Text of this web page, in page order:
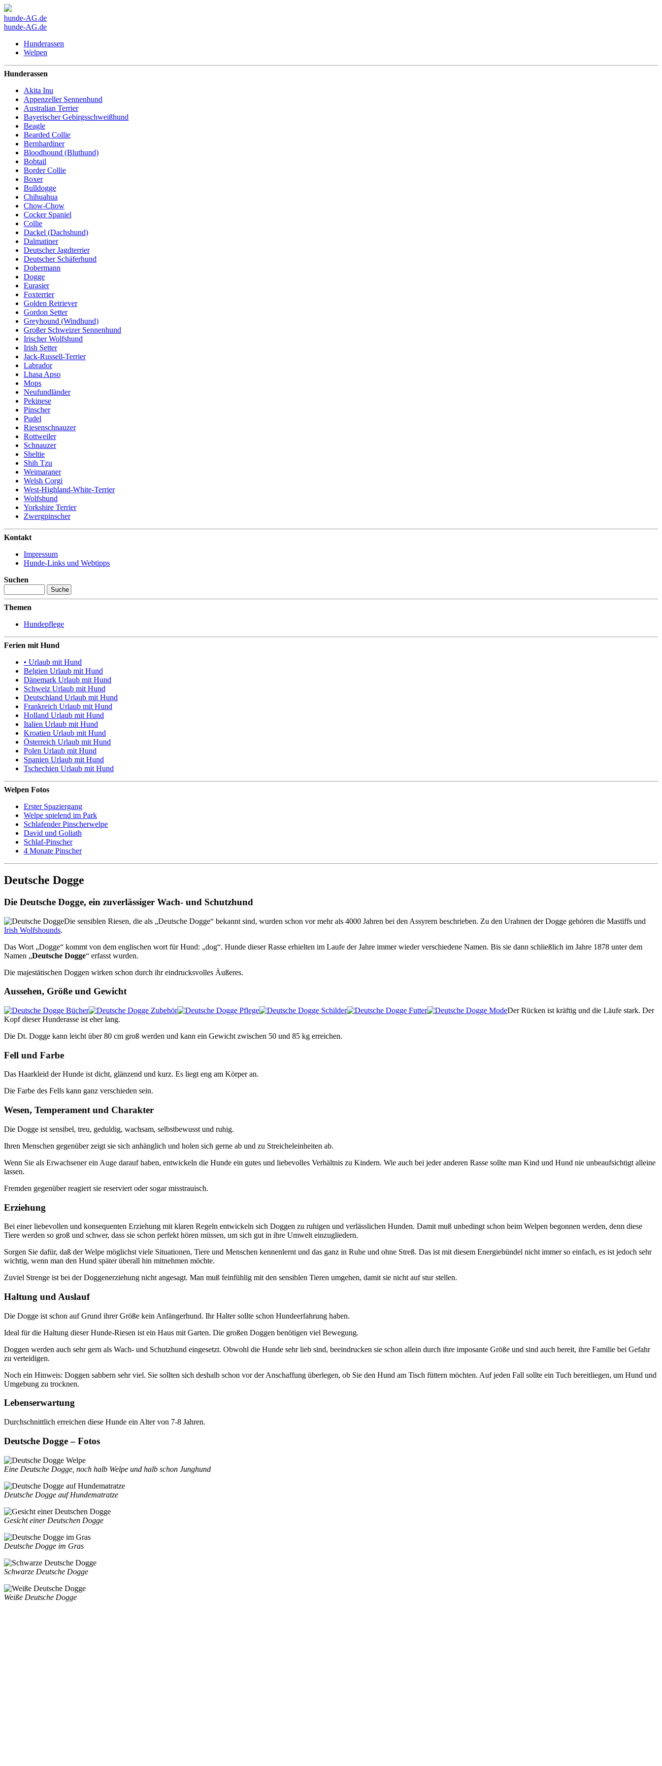
hunde-AG.de
hunde-AG.de
Hunderassen
Welpen
Hunderassen
Akita Inu
Appenzeller Sennenhund
Australian Terrier
Bayerischer Gebirgsschweißhund
Beagle
Bearded Collie
Bernhardiner
Bloodhound (Bluthund)
Bobtail
Border Collie
Boxer
Bulldogge
Chihuahua
Chow-Chow
Cocker Spaniel
Collie
Dackel (Dachshund)
Dalmatiner
Deutscher Jagdterrier
Deutscher Schäferhund
Dobermann
Dogge
Eurasier
Foxterrier
Golden Retriever
Gordon Setter
Greyhound (Windhund)
Großer Schweizer Sennenhund
Irischer Wolfshund
Irish Setter
Jack-Russell-Terrier
Labrador
Lhasa Apso
Mops
Neufundländer
Pekinese
Pinscher
Pudel
Riesenschnauzer
Rottweiler
Schnauzer
Sheltie
Shih Tzu
Weimaraner
Welsh Corgi
West-Highland-White-Terrier
Wolfshund
Yorkshire Terrier
Zwergpinscher
Kontakt
Impressum
Hunde-Links und Webtipps
Suchen
Themen
Hundepflege
Ferien mit Hund
• Urlaub mit Hund
Belgien Urlaub mit Hund
Dänemark Urlaub mit Hund
Schweiz Urlaub mit Hund
Deutschland Urlaub mit Hund
Frankreich Urlaub mit Hund
Holland Urlaub mit Hund
Italien Urlaub mit Hund
Kroatien Urlaub mit Hund
Österreich Urlaub mit Hund
Polen Urlaub mit Hund
Spanien Urlaub mit Hund
Tschechien Urlaub mit Hund
Welpen Fotos
Erster Spaziergang
Welpe spielend im Park
Schlafender Pinscherwelpe
David und Goliath
Schlaf-Pinscher
4 Monate Pinscher
Deutsche Dogge
Die Deutsche Dogge, ein zuverlässiger Wach- und Schutzhund
Die sensiblen Riesen, die als „Deutsche Dogge“ bekannt sind, wurden schon vor mehr als 4000 Jahren bei den Assyrern beschrieben. Zu den Urahnen der Dogge gehören die Mastiffs und
Irish Wolfshounds.
Das Wort „Dogge“ kommt von dem englischen wort für Hund: „dog“. Hunde dieser Rasse erhielten im Laufe der Jahre immer wieder verschiedene Namen. Bis sie dann schließlich im Jahre 1878 unter dem
Namen „Deutsche Dogge“ erfasst wurden.
Die majestätischen Doggen wirken schon durch ihr eindrucksvolles Äußeres.
Aussehen, Größe und Gewicht
Der Rücken ist kräftig und die Läufe stark. Der
Kopf dieser Hunderasse ist eher lang.
Die Dt. Dogge kann leicht über 80 cm groß werden und kann ein Gewicht zwischen 50 und 85 kg erreichen.
Fell und Farbe
Das Haarkleid der Hunde ist dicht, glänzend und kurz. Es liegt eng am Körper an.
Die Farbe des Fells kann ganz verschieden sein.
Wesen, Temperament und Charakter
Die Dogge ist sensibel, treu, geduldig, wachsam, selbstbewusst und ruhig.
Ihren Menschen gegenüber zeigt sie sich anhänglich und holen sich gerne ab und zu Streicheleinheiten ab.
Wenn Sie als Erwachsener ein Auge darauf haben, entwickeln die Hunde ein gutes und liebevolles Verhältnis zu Kindern. Wie auch bei jeder anderen Rasse sollte man Kind und Hund nie unbeaufsichtigt alleine
lassen.
Fremden gegenüber reagiert sie reserviert oder sogar misstrauisch.
Erziehung
Bei einer liebevollen und konsequenten Erziehung mit klaren Regeln entwickeln sich Doggen zu ruhigen und verlässlichen Hunden. Damit muß unbedingt schon beim Welpen begonnen werden, denn diese
Tiere werden so groß und schwer, dass sie schon perfekt hören müssen, um sich gut in ihre Umwelt einzugliedern.
Sorgen Sie dafür, daß der Welpe möglichst viele Situationen, Tiere und Menschen kennenlernt und das ganz in Ruhe und ohne Streß. Das ist mit diesem Energiebündel nicht immer so einfach, es ist jedoch sehr
wichtig, wenn man den Hund später überall hin mitnehmen möchte.
Zuviel Strenge ist bei der Doggenerziehung nicht angesagt. Man muß feinfühlig mit den sensiblen Tieren umgehen, damit sie nicht auf stur stellen.
Haltung und Auslauf
Die Dogge ist schon auf Grund ihrer Größe kein Anfängerhund. Ihr Halter sollte schon Hundeerfahrung haben.
Ideal für die Haltung dieser Hunde-Riesen ist ein Haus mit Garten. Die großen Doggen benötigen viel Bewegung.
Doggen werden auch sehr gern als Wach- und Schutzhund eingesetzt. Obwohl die Hunde sehr lieb sind, beeindrucken sie schon allein durch ihre imposante Größe und sind auch bereit, ihre Familie bei Gefahr
zu verteidigen.
Noch ein Hinweis: Doggen sabbern sehr viel. Sie sollten sich deshalb schon vor der Anschaffung überlegen, ob Sie den Hund am Tisch füttern möchten. Auf jeden Fall sollte ein Tuch bereitliegen, um Hund und
Umgebung zu trocknen.
Lebenserwartung
Durchschnittlich erreichen diese Hunde ein Alter von 7-8 Jahren.
Deutsche Dogge – Fotos
Eine Deutsche Dogge, noch halb Welpe und halb schon Junghund
Deutsche Dogge auf Hundematratze
Gesicht einer Deutschen Dogge
Deutsche Dogge im Gras
Schwarze Deutsche Dogge
Weiße Deutsche Dogge